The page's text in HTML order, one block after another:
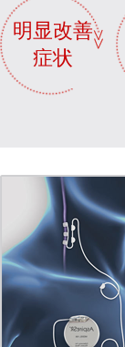
明显改善
症状